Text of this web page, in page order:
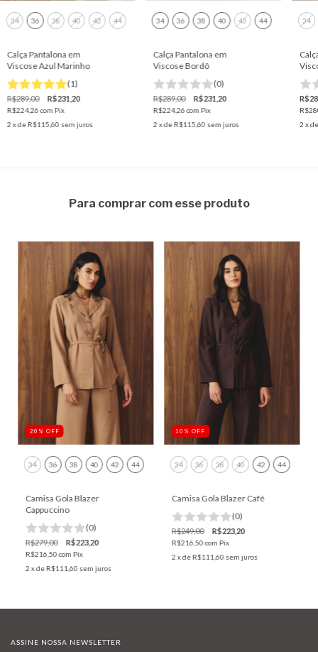
34 36 38 40 42 44
Calça Pantalona em
Viscose Azul Marinho
(1)
R$289,00 R$231,20
R$224,26com Pix
2 x deR$115,60 sem juros
34 36 38 40 42 44
Calça Pantalona em
Viscose Bordô
(0)
R$289,00 R$231,20
R$224,26com Pix
2 x deR$115,60 sem juros
34
2 x
Para comprar com esse produto
20 % OFF
34 36 38 40 42 44
Camisa Gola Blazer
Cappuccino
(0)
R$279,00 R$223,20
R$216,50com Pix
2 x deR$111,60 sem juros
10 %OFF
34 36 38 40 42 44
Camisa Gola Blazer Café
(0)
R$249,00 R$223,20
R$216,50com Pix
2 x deR$111,60 sem juros
ASSINE NOSSA NEWSLETTER